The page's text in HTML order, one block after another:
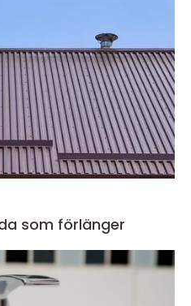
som förlänger